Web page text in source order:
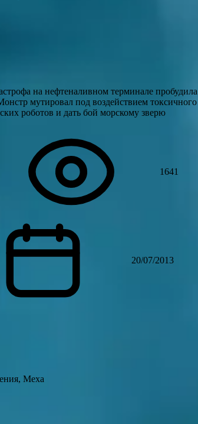
на нефтеналивном терминале
мутировал под воздействием токсичного
роботов и дать бой морскому зверю
1641
20/07/2013
Меха